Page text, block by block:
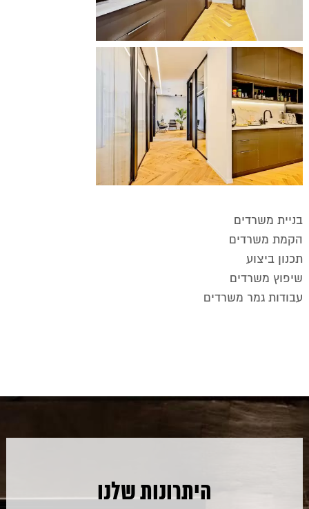
בניית משרדים
הקמת משרדים
תכנון ביצוע
שיפוץ משרדים
עבודות גמר משרדים
היתרונות שלנו